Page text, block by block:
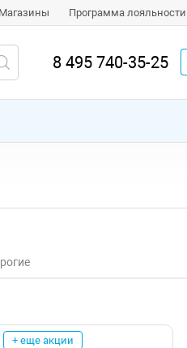
Магазины Программа лояльности
8 495 740-35-25
+ еще акции